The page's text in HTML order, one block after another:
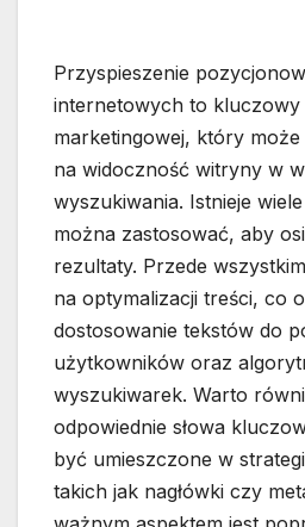
Przyspieszenie
internetowych to kluczowy
marketingowej, który
na widoczność witryny w
wyszukiwania. Istnieje
można zastosować, aby
rezultaty. Przede
na optymalizacji treści, co
dostosowanie tekstów do
użytkowników oraz
wyszukiwarek. Warto
odpowiednie słowa
być umieszczone w
takich jak nagłówki czy